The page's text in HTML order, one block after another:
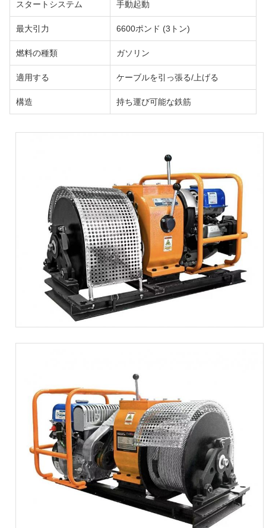
スタートシステム 手動起動
最大引力 6600ポンド (3トン)
燃料の種類 ガソリン
適用する ケーブルを引っ張る/上げる
構造 持ち運び可能な鉄筋